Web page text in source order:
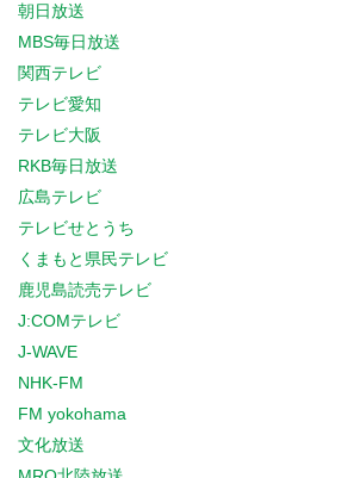
朝日放送
MBS毎日放送
関西テレビ
テレビ愛知
テレビ大阪
RKB毎日放送
広島テレビ
テレビせとうち
くまもと県民テレビ
鹿児島読売テレビ
J:COMテレビ
J-WAVE
NHK-FM
FM yokohama
文化放送